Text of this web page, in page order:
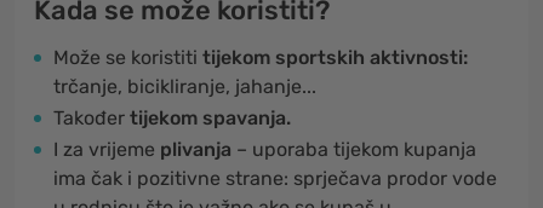
Kada se može koristiti?
Može se koristiti tijekom sportskih aktivnosti:
trčanje, bicikliranje, jahanje...
Također tijekom spavanja.
I za vrijeme plivanja – uporaba tijekom kupanja
ima čak i pozitivne strane: sprječava prodor vode